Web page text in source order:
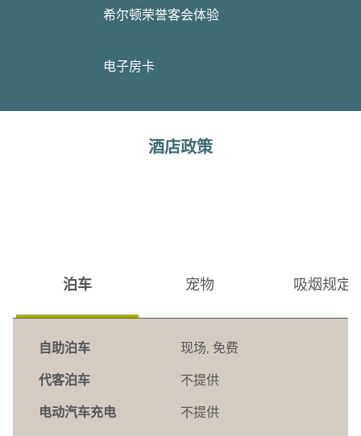
希尔顿荣誉客会体验
电子房卡
酒店政策
泊车 宠物 吸烟规定
自助泊车 现场, 免费
代客泊车 不提供
电动汽车充电 不提供